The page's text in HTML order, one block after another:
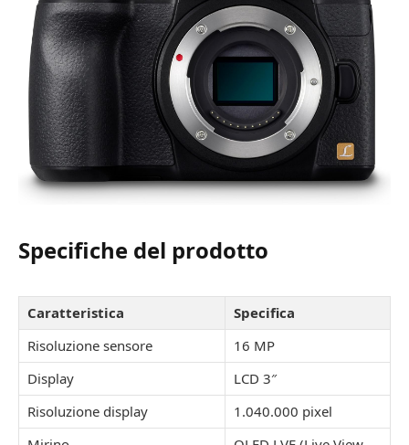
Specifiche del prodotto
Caratteristica
Specifica
Risoluzione sensore
16 MP
Display
LCD 3″
Risoluzione display
1.040.000 pixel